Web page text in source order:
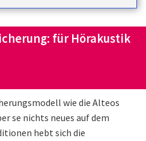
für Hörakustik
wie die Alteos
se nichts neues auf dem
hebt sich die